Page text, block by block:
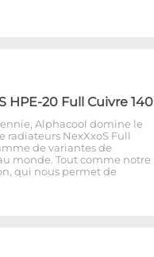
HPE-20 Full Cuivre 140
Alphacool domine le
radiateurs NexXxoS Full
de variantes de
monde. Tout comme notre
qui nous permet de